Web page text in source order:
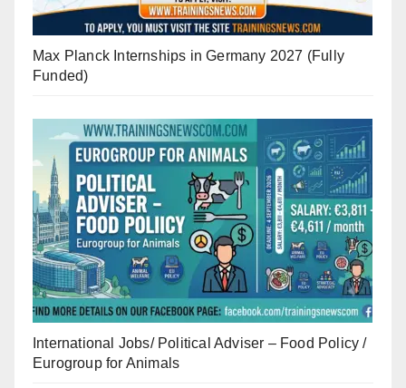
Max Planck Internships in Germany 2027 (Fully
Funded)
International Jobs/ Political Adviser – Food Policy /
Eurogroup for Animals